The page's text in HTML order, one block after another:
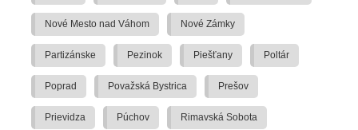
Nové Mesto nad Váhom Nové Zámky
Partizánske Pezinok Piešťany Poltár
Poprad Považská Bystrica Prešov
Prievidza Púchov Rimavská Sobota